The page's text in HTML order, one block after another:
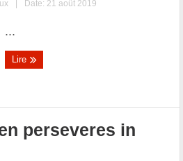
Date: 21 août 2019
...
Lire
perseveres in